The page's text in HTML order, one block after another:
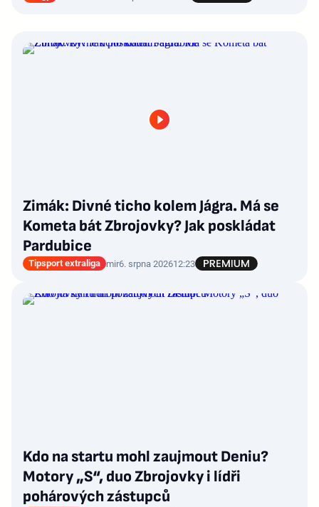
Zimák: Divné ticho kolem Jágra. Má se
Kometa bát Zbrojovky? Jak poskládat
Pardubice
Tipsport extraliga mir6. srpna 202612:23
Kdo na startu mohl zaujmout Deniu?
Motory „S“, duo Zbrojovky i lídři
pohárových zástupců